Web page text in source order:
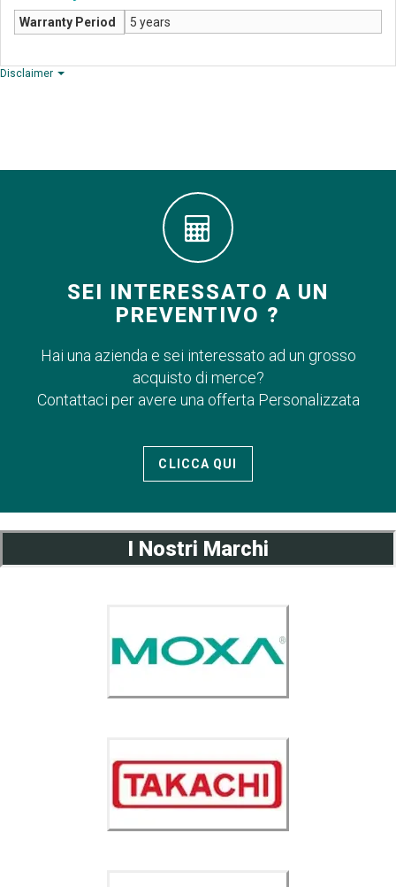
Warranty Period 5 years
Disclaimer
SEI INTERESSATO A UN
PREVENTIVO ?
Hai una azienda e sei interessato ad un grosso
acquisto di merce?
Contattaci per avere una offerta Personalizzata
CLICCA QUI
I Nostri Marchi